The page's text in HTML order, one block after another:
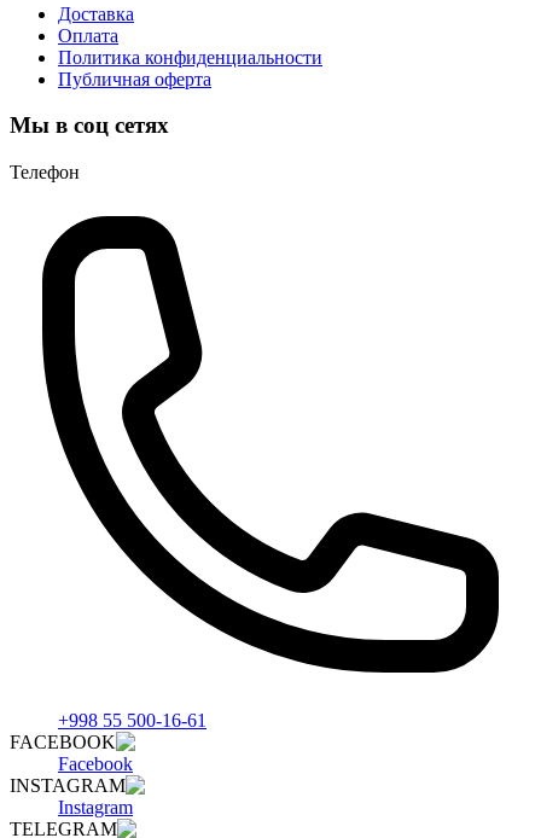
Доставка
Оплата
Политика конфиденциальности
Публичная оферта
Мы в соц сетях
Телефон
+998 55 500-16-61
FACEBOOK
Facebook
INSTAGRAM
Instagram
TELEGRAM